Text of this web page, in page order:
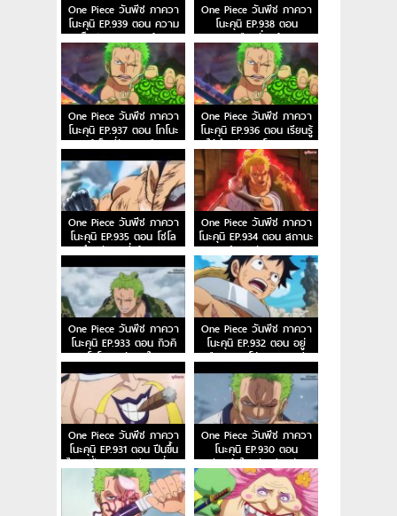
One Piece วันพีซ ภาควา
โนะคุนิ EP.939 ตอน ความ
เจ็บปวดของพวกพ้อง
One Piece วันพีช ภาควา
โนะคุนิ EP.938 ตอน
สะเทือนทั่วหล้า
One Piece วันพีช ภาควา
โนะคุนิ EP.937 ตอน โทโนะ
ยาสุ ผู้เป็นที่รักของเมืองเอบิ
สุ!
One Piece วันพีช ภาควา
โนะคุนิ EP.936 ตอน เรียนรู้
ให้ถึงแก่น ริวโอฮาคิของ
แคว้นวาโนะ!
One Piece วันพีช ภาควา
โนะคุนิ EP.935 ตอน โซโล
ตะลึง! ตัวตนที่แท้จริงของ
หญิงสาวผู้เลอโฉม
One Piece วันพีช ภาควา
โนะคุนิ EP.934 ตอน สถานะ
การณ์พลิกผัน วิชาดาบ
สามข้ามเงื้อมมือมัจจุราช!
One Piece วันพีช ภาควา
โนะคุนิ EP.933 ตอน กิวคิ
มารุ โซโลการตัดสินใจบนสะ
พานโออิฮางิ
One Piece วันพีช ภาควา
โนะคุนิ EP.932 ตอน อยู่
หรือตาย ซูโม่นรกของควีน
One Piece วันพีช ภาควา
โนะคุนิ EP.931 ตอน ปีนขึ้น
ไป ลูฟี่และการหนีตายที่เดิม
พันด้วยชีวิต!
One Piece วันพีช ภาควา
โนะคุนิ EP.930 ตอน
หัวหน้าใหญ่ ควีนแห่ง
หายนะปรากฏตัว